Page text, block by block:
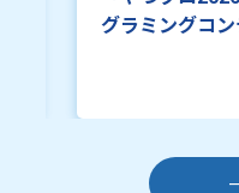
53回本町土